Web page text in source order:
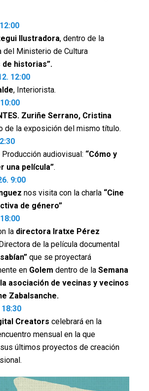
Ilustradora, dentro de la
del Ministerio de Cultura
de historias”.
12:00
, Interiorista.
Zuriñe Serrano, Cristina
de la exposición del mismo título.
Producción audiovisual: “Cómo y
una película”.
9:00
nos visita con la charla “Cine
de género”
la directora Iratxe Pérez
Directora de la película documental
que se proyectará
en Golem dentro de la Semana
asociación de vecinas y vecinos
Zabalsanche.
Creators celebrará en la
mensual en la que
últimos proyectos de creación